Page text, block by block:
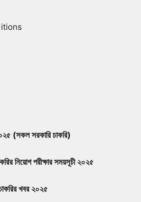
(সকল সরকারি চাকরি)
নিয়োগ পরীক্ষার সময়সূচী ২০২৫
খবর ২০২৫